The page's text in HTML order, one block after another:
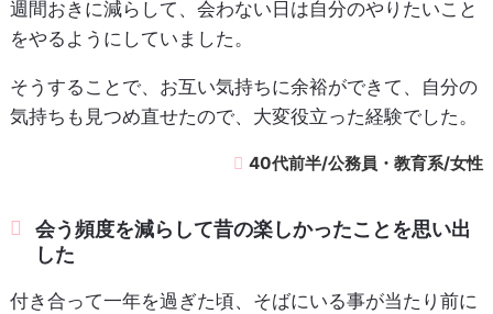
週間おきに減らして、会わない日は自分のやりたいこと
をやるようにしていました。
そうすることで、お互い気持ちに余裕ができて、自分の
気持ちも見つめ直せたので、大変役立った経験でした。
40代前半/公務員・教育系/女性
会う頻度を減らして昔の楽しかったことを思い出
した
付き合って一年を過ぎた頃、そばにいる事が当たり前に